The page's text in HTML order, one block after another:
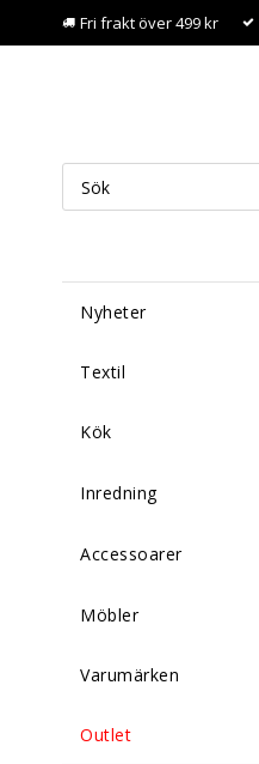
Fri frakt över 499 kr
Nyheter
Textil
Kök
Inredning
Accessoarer
Möbler
Varumärken
Outlet